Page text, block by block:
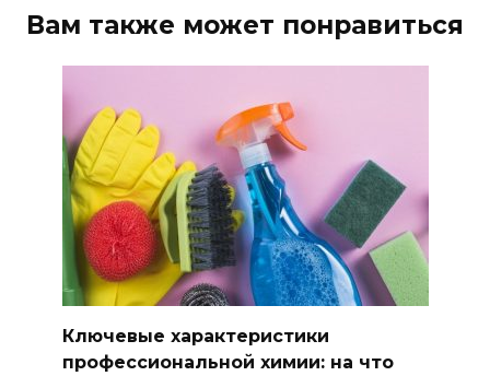
Вам также может понравиться
Ключевые характеристики
профессиональной химии: на что